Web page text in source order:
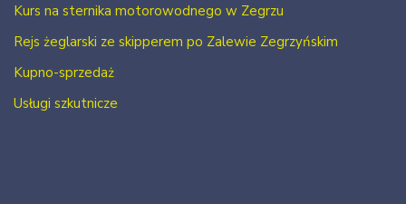
Kurs na sternika motorowodnego w Zegrzu
Rejs żeglarski ze skipperem po Zalewie Zegrzyńskim
Kupno-sprzedaż
Usługi szkutnicze